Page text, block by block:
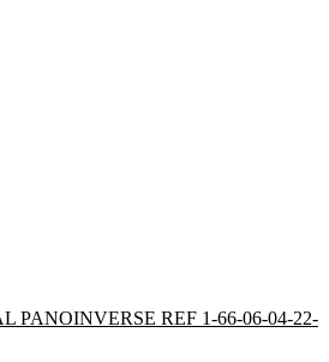
PANOINVERSE REF 1-66-06-04-22-